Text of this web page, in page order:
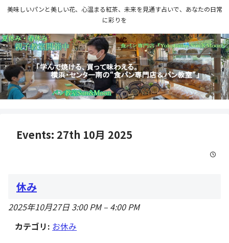
美味しいパンと美しい花、心温まる紅茶、未来を見通す占いで、あなたの日常
に彩りを
Events: 27th 10月 2025
休み
2025年10月27日 3:00 PM– 4:00 PM
カテゴリ: お休み